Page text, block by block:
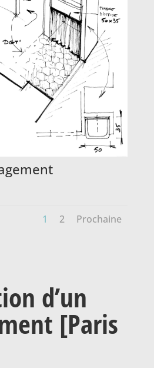
1 2 Prochaine
d’un
[Paris